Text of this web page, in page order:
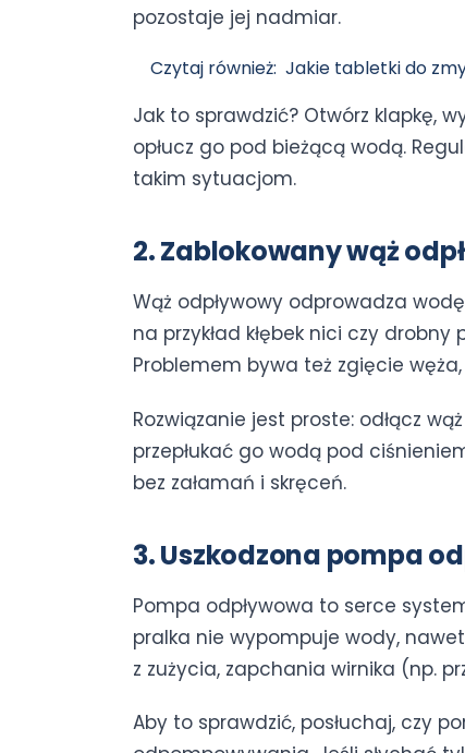
pozostaje jej nadmiar.
Czytaj również: Jakie tabletki do
Jak to sprawdzić? Otwórz klapkę,
opłucz go pod bieżącą wodą.
takim sytuacjom.
2. Zablokowany wąż
Wąż odpływowy odprowadza
na przykład kłębek nici czy
Problemem bywa też zgięcie
Rozwiązanie jest proste: odłącz
przepłukać go wodą pod
bez załamań i skręceń.
3. Uszkodzona pompa
Pompa odpływowa to serce
pralka nie wypompuje wody,
z zużycia, zapchania wirnika (np.
Aby to sprawdzić, posłuchaj, czy